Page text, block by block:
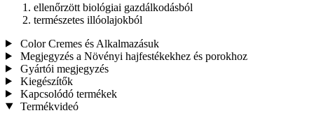
ellenőrzött biológiai gazdálkodásból
természetes illóolajokból
Color Cremes és Alkalmazásuk
Megjegyzés a Növényi hajfestékekhez és porokhoz
Gyártói megjegyzés
Kiegészítők
Kapcsolódó termékek
Termékvideó